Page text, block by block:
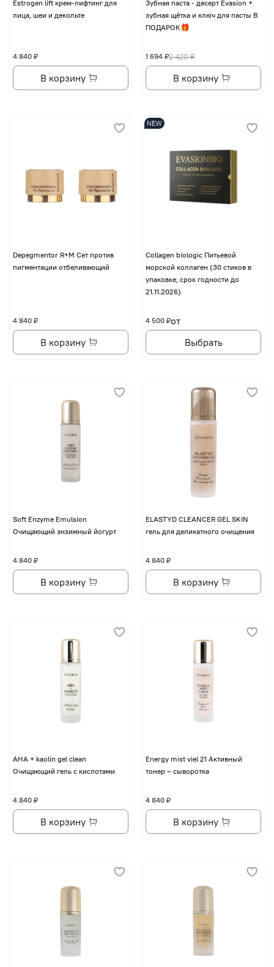
Еstrogen lift крем-лифтинг для
лица, шеи и декольте
4 840 ₽
В корзину
Зубная паста - десерт Evasion +
зубная щётка и ключ для пасты В
ПОДАРОК🎁
2 420 ₽
1 694 ₽
В корзину
Depegmentor R+M Сет против
пигментации отбеливающий
4 840 ₽
В корзину
NEW
Collagen biologic Питьевой
морской коллаген (30 стиков в
упаковке, срок годности до
21.11.2026)
от
4 500 ₽
Выбрать
Soft Enzyme Emulsion
Очищающий энзимный йогурт
4 840 ₽
В корзину
ELASTYD CLEANCER GEL SKIN
гель для деликатного очищения
4 840 ₽
В корзину
AHA + kaolin gel clean
Очищающий гель с кислотами
4 840 ₽
В корзину
Energy mist viel 21 Активный
тонер – сыворотка
4 840 ₽
В корзину